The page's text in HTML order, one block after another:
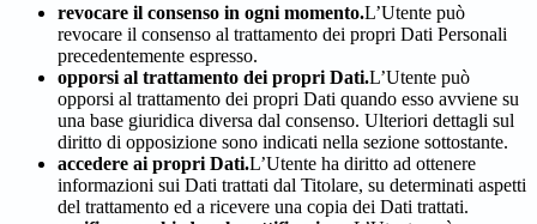
revocare il consenso in ogni momento.L’Utente può
revocare il consenso al trattamento dei propri Dati Personali
precedentemente espresso.
opporsi al trattamento dei propri Dati.L’Utente può
opporsi al trattamento dei propri Dati quando esso avviene su
una base giuridica diversa dal consenso. Ulteriori dettagli sul
diritto di opposizione sono indicati nella sezione sottostante.
accedere ai propri Dati.L’Utente ha diritto ad ottenere
informazioni sui Dati trattati dal Titolare, su determinati aspetti
del trattamento ed a ricevere una copia dei Dati trattati.